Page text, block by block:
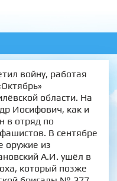
войну, работая
области. На
Иосифович, как и
в отряд по
В сентябре
оружие из
А.И. ушёл в
который позже